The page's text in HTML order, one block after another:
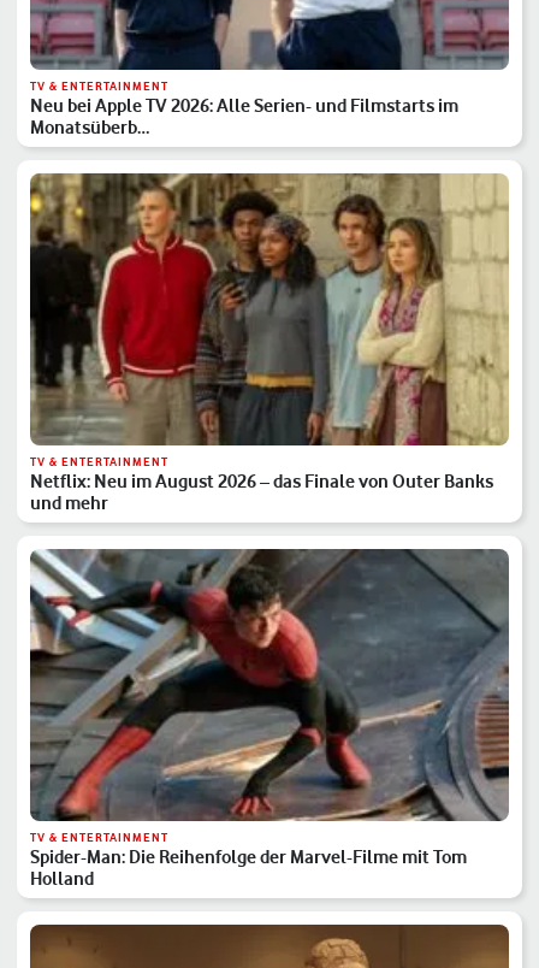
TV & ENTERTAINMENT
Neu bei Apple TV 2026: Alle Serien- und Filmstarts im
Monatsüberb…
TV & ENTERTAINMENT
Netflix: Neu im August 2026 – das Finale von Outer Banks
und mehr
TV & ENTERTAINMENT
Spider-Man: Die Reihenfolge der Marvel-Filme mit Tom
Holland